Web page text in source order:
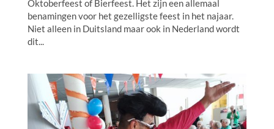
Oktoberfeest of Bierfeest. Het zijn een allemaal
benamingen voor het gezelligste feest in het najaar.
Niet alleen in Duitsland maar ook in Nederland wordt
dit...